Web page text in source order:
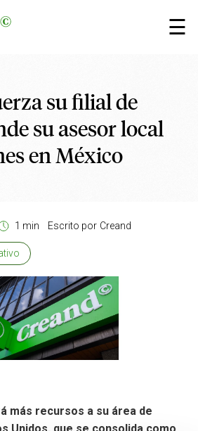
☰
×
su filial de
su asesor local
en México
1 min Escrito por Creand
más recursos a su área de